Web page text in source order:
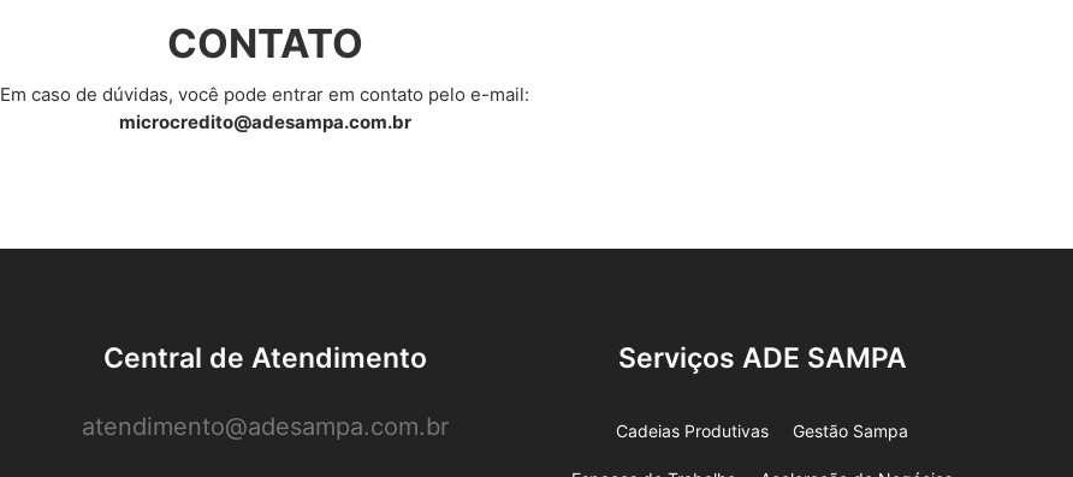
CONTATO
Em caso de dúvidas, você pode entrar em contato pelo e-mail:
microcredito@adesampa.com.br
Central de Atendimento
atendimento@adesampa.com.br
Serviços ADE SAMPA
Cadeias Produtivas Gestão Sampa